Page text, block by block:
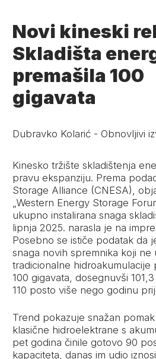
Novi kineski
Skladišta
premašila 100
gigavata
Dubravko Kolarić - Obnovljivi
Kinesko tržište skladištenja
pravu ekspanziju. Prema
Storage Alliance (CNESA),
„Western Energy Storage
ukupno instalirana snaga
lipnja 2025. narasla je na
Posebno se ističe podatak da
snaga novih spremnika koji ne
tradicionalne hidroakumulacije
100 gigavata, dosegnuvši
110 posto više nego godinu
Trend pokazuje snažan
klasične hidroelektrane s
pet godina činile gotovo 90
kapaciteta, danas im udio